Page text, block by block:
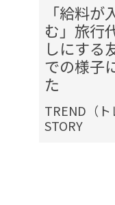
「給料
む」旅行
しにする
での様子
た
TREND（ト
STORY